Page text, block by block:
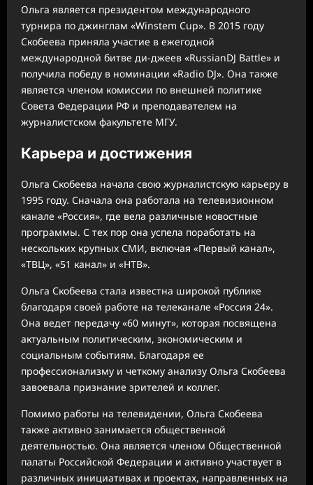
Ольга является президентом международного
турнира по джинглам «Winstem Cup». В 2015 году
Скобеева приняла участие в ежегодной
международной битве ди-джеев «RussianDJ Battle» и
получила победу в номинации «Radio DJ». Она также
является членом комиссии по внешней политике
Совета Федерации РФ и преподавателем на
журналистском факультете МГУ.
Карьера и достижения
Ольга Скобеева начала свою журналистскую карьеру в
1995 году. Сначала она работала на телевизионном
канале «Россия», где вела различные новостные
программы. С тех пор она успела поработать на
нескольких крупных СМИ, включая «Первый канал»,
«ТВЦ», «51 канал» и «НТВ».
Ольга Скобеева стала известна широкой публике
благодаря своей работе на телеканале «Россия 24».
Она ведет передачу «60 минут», которая посвящена
актуальным политическим, экономическим и
социальным событиям. Благодаря ее
профессионализму и четкому анализу Ольга Скобеева
завоевала признание зрителей и коллег.
Помимо работы на телевидении, Ольга Скобеева
также активно занимается общественной
деятельностью. Она является членом Общественной
палаты Российской Федерации и активно участвует в
различных инициативах и проектах, направленных на